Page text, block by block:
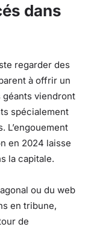
dans
regarder des
à offrir un
viendront
spécialement
L’engouement
en 2024 laisse
la capitale.
ou du web
en tribune,
de